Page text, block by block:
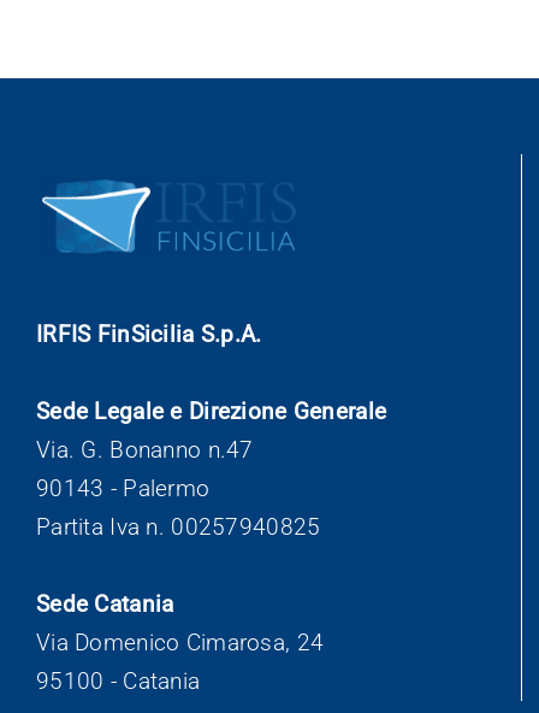
IRFIS FinSicilia S.p.A.
Sede Legale e Direzione Generale
Via. G. Bonanno n.47
90143 - Palermo
Partita Iva n. 00257940825
Sede Catania
Via Domenico Cimarosa, 24
95100 - Catania